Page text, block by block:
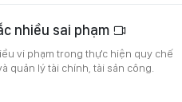
nhiều sai phạm
vi phạm trong thực hiện quy chế
quản lý tài chính, tài sản công.